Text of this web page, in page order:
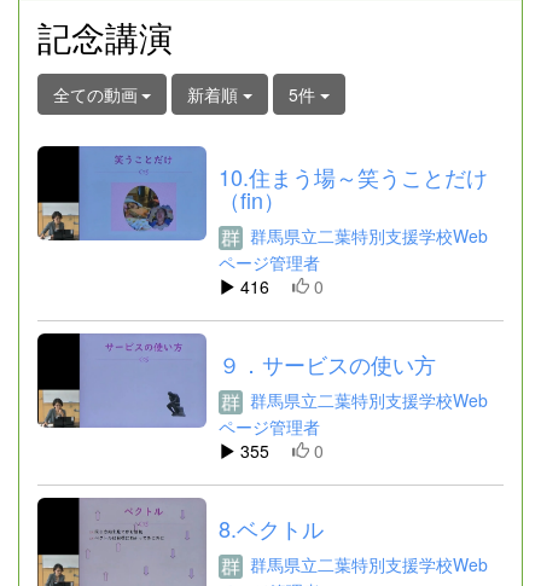
記念講演
全ての動画 新着順 5件
10.住まう場～笑うことだけ
（fin）
群馬県立二葉特別支援学校Web
ページ管理者
416
0
９．サービスの使い方
群馬県立二葉特別支援学校Web
ページ管理者
355
0
8.ベクトル
群馬県立二葉特別支援学校Web